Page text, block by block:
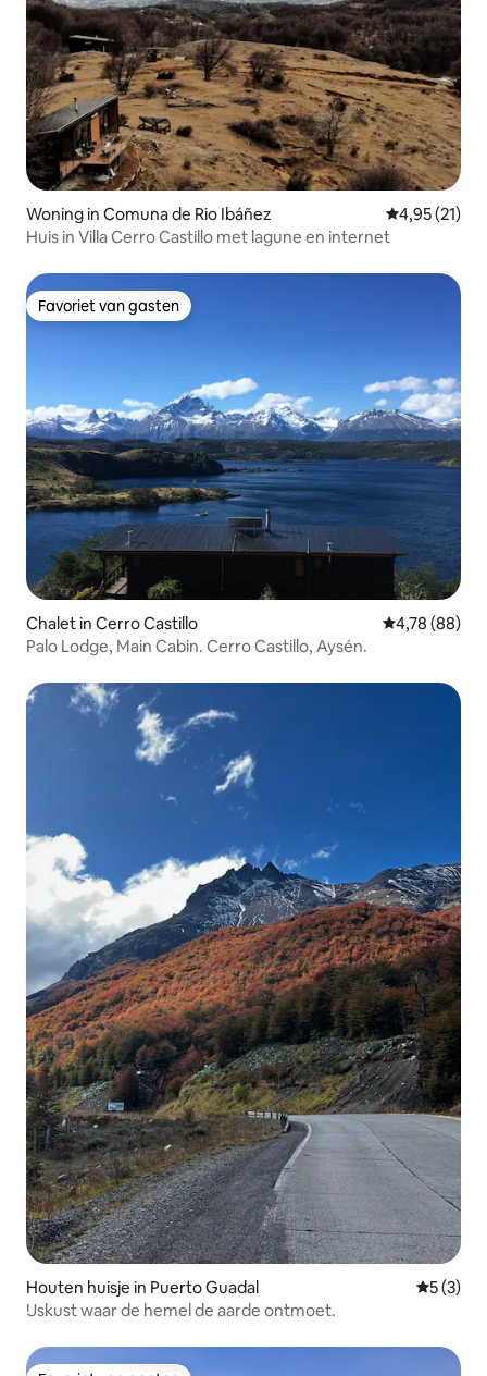
Woning in Comuna de Rio Ibáñez Gemiddelde
4,95 (21)
Huis in Villa Cerro Castillo met lagune en internet
Favoriet van gasten
Favoriet van gasten
Chalet in Cerro Castillo Gemiddelde
4,78 (88)
Palo Lodge, Main Cabin. Cerro Castillo, Aysén.
Houten huisje in Puerto Guadal
5 (3)
IJskust waar de hemel de aarde ontmoet.